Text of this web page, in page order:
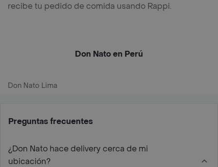
recibe tu pedido de comida usando Rappi.
Don Nato en Perú
Don Nato Lima
Preguntas frecuentes
¿Don Nato hace delivery cerca de mi
ubicación?